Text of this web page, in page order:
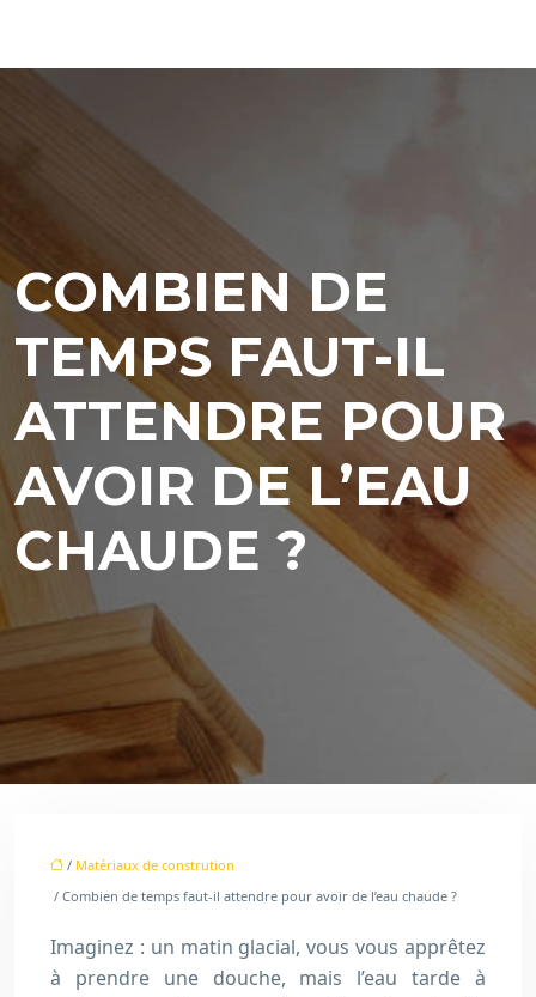
COMBIEN DE
TEMPS FAUT-IL
ATTENDRE POUR
AVOIR DE L’EAU
CHAUDE ?
/ Matériaux de constrution
/ Combien de temps faut-il attendre pour avoir de l’eau chaude ?
Imaginez : un matin glacial, vous vous apprêtez
à prendre une douche, mais l’eau tarde à